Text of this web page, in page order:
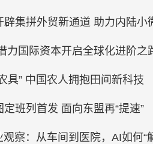
集拼外贸新通道 助力内陆小
力国际资本开启全球化进阶之
具” 中国农人拥抱田间新科技
班列首发 面向东盟再“提速”
察：从车间到医院，AI如何“